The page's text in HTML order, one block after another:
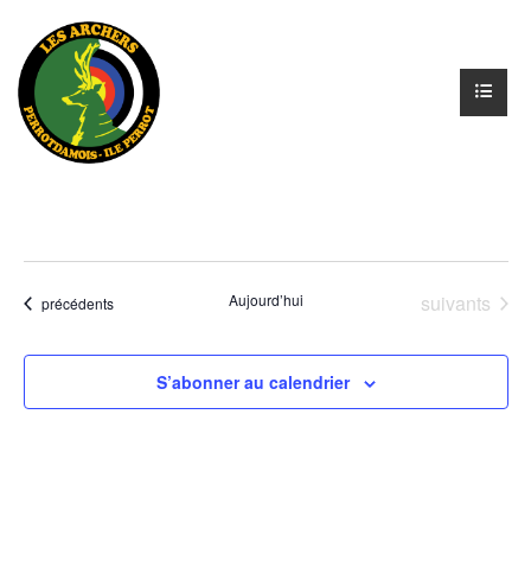
Évènements
précédents Aujourd’hui Évènements
suivants
S’abonner au calendrier